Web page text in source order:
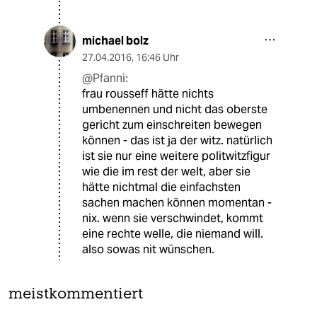
michael bolz
27.04.2016, 16:46 Uhr
@Pfanni:
frau rousseff hätte nichts
umbenennen und nicht das oberste
gericht zum einschreiten bewegen
können - das ist ja der witz. natürlich
ist sie nur eine weitere politwitzfigur
wie die im rest der welt, aber sie
hätte nichtmal die einfachsten
sachen machen können momentan -
nix. wenn sie verschwindet, kommt
eine rechte welle, die niemand will.
also sowas nit wünschen.
meistkommentiert